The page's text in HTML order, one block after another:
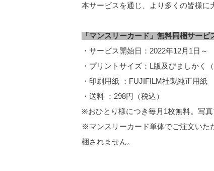
本サービスを通じ、より多くの皆様に
「マンスリーカード」無料同梱サービ
・サービス開始日：2022年12月1日～
・プリントサイズ：L版及びましかく
・印刷用紙 ：FUJIFILM社製純正用紙
・送料 ：298円（税込）
※おひとり様につき毎月1枚無料。写
※マンスリーカード単体でご注文いた
梱されません。